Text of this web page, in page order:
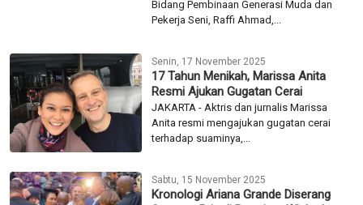
Bidang Pembinaan Generasi Muda dan
Pekerja Seni, Raffi Ahmad,...
Senin, 17 November 2025
17 Tahun Menikah, Marissa Anita
Resmi Ajukan Gugatan Cerai
JAKARTA - Aktris dan jurnalis Marissa
Anita resmi mengajukan gugatan cerai
terhadap suaminya,...
Sabtu, 15 November 2025
Kronologi Ariana Grande Diserang